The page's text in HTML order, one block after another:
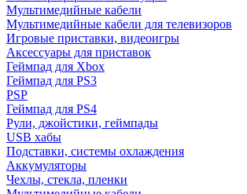
Мультимедийные кабели
Мультимедийные кабели для телевизоров
Игровые приставки, видеоигры
Аксессуары для приставок
Геймпад для Xbox
Геймпад для PS3
PSP
Геймпад для PS4
Рули, джойстики, геймпады
USB хабы
Подставки, системы охлаждения
Аккумуляторы
Чехлы, стекла, пленки